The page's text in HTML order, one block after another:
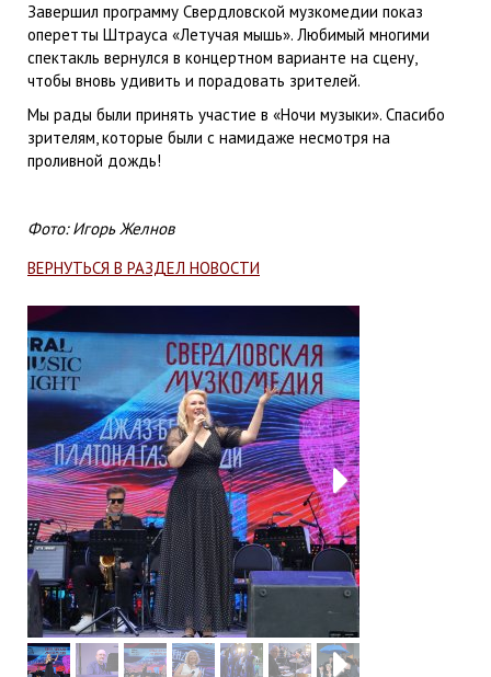
Завершил программу Свердловской музкомедии показ
оперетты Штрауса «Летучая мышь». Любимый многими
спектакль вернулся в концертном варианте на сцену,
чтобы вновь удивить и порадовать зрителей.
Мы рады были принять участие в «Ночи музыки». Спасибо
зрителям, которые были с намидаже несмотря на
проливной дождь!
Фото: Игорь Желнов
ВЕРНУТЬСЯ В РАЗДЕЛ НОВОСТИ
Next